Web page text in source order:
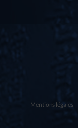
Mentions légales